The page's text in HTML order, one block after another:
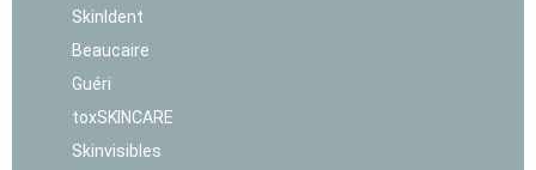
SkinIdent
Beaucaire
Guéri
toxSKINCARE
Skinvisibles